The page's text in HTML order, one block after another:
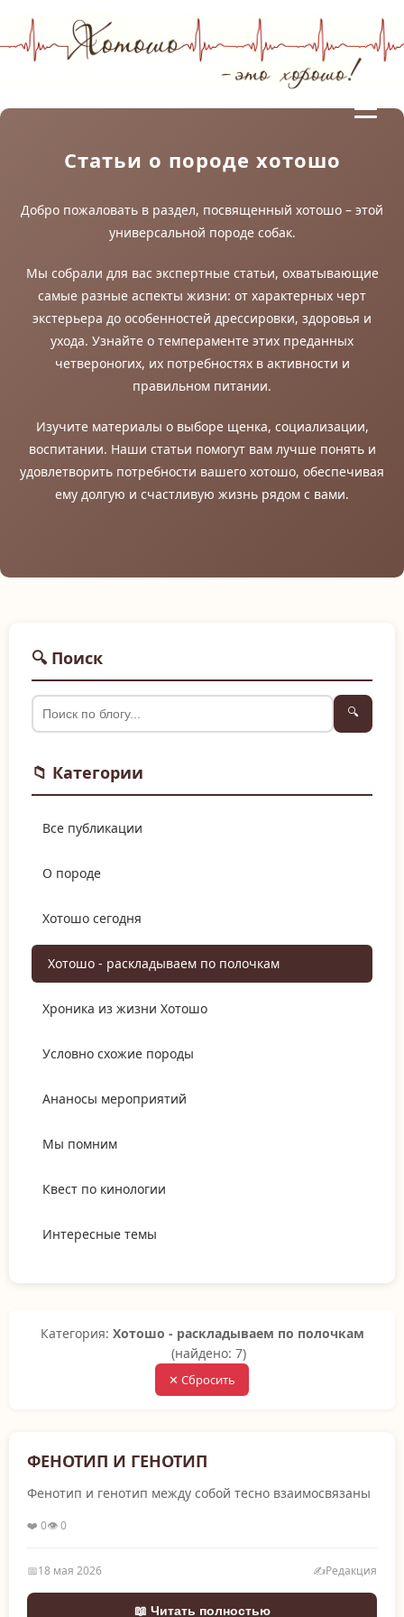
Статьи о породе хотошо
Добро пожаловать в раздел, посвященный хотошо – этой
универсальной породе собак.
Мы собрали для вас экспертные статьи, охватывающие
самые разные аспекты жизни: от характерных черт
экстерьера до особенностей дрессировки, здоровья и
ухода. Узнайте о темпераменте этих преданных
четвероногих, их потребностях в активности и
правильном питании.
Изучите материалы о выборе щенка, социализации,
воспитании. Наши статьи помогут вам лучше понять и
удовлетворить потребности вашего хотошо, обеспечивая
ему долгую и счастливую жизнь рядом с вами.
Категория: Хотошо - раскладываем по полочкам
(найдено: 7)
✕ Сбросить
ФЕНОТИП И ГЕНОТИП
Фенотип и генотип между собой тесно взаимосвязаны
❤️ 0👁️ 0
📅18 мая 2026 ✍️Редакция
📖 Читать полностью
🔍 Поиск
🔍
📁 Категории
Все публикации
О породе
Хотошо сегодня
Хотошо - раскладываем по полочкам
Хроника из жизни Хотошо
Условно схожие породы
Ананосы мероприятий
Мы помним
Квест по кинологии
Интересные темы